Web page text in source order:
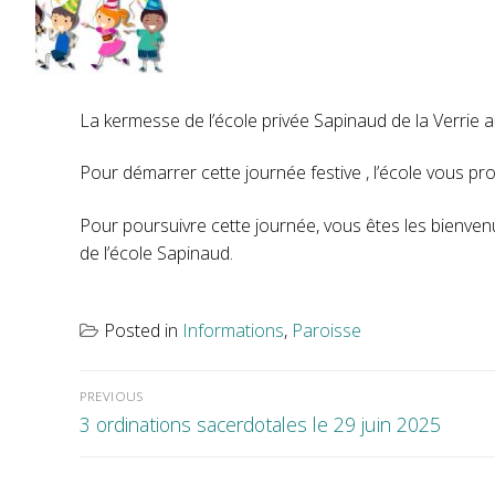
La kermesse de l’école privée Sapinaud de la Verrie
Pour démarrer cette journée festive , l’école vous
Pour poursuivre cette journée, vous êtes les
de l’école Sapinaud.
Posted in Informations, Paroisse
de
l’article
PREVIOUS
Previous
3 ordinations sacerdotales le 29 juin 2025